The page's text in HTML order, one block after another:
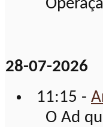
28-07-2026
11:15 -
O Ad